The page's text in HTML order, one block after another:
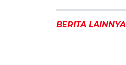
BERITA LAINNYA